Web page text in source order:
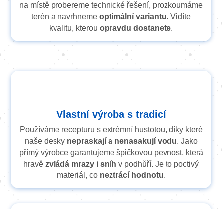
na místě probereme technické řešení, prozkoumáme
terén a navrhneme optimální variantu. Vidíte
kvalitu, kterou opravdu dostanete.
Vlastní výroba s tradicí
Používáme recepturu s extrémní hustotou, díky které
naše desky nepraskají a nenasakují vodu. Jako
přímý výrobce garantujeme špičkovou pevnost, která
hravě zvládá mrazy i sníh v podhůří. Je to poctivý
materiál, co neztrácí hodnotu.